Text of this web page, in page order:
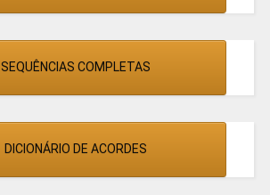
SEQUÊNCIAS COMPLETAS
DICIONÁRIO DE ACORDES